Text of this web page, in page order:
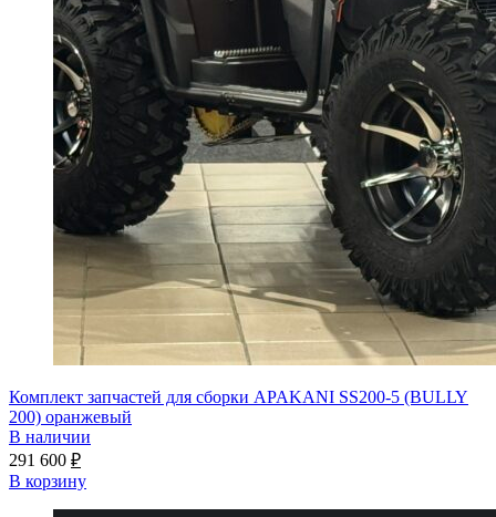
Комплект запчастей для сборки APAKANI SS200-5 (BULLY
200) оранжевый
В наличии
291 600 ₽
В корзину